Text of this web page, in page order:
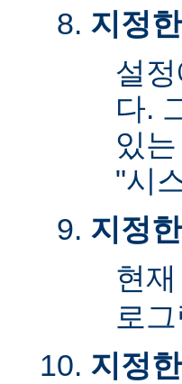
지정
설
다.
있
"시
지정
현
로
지정